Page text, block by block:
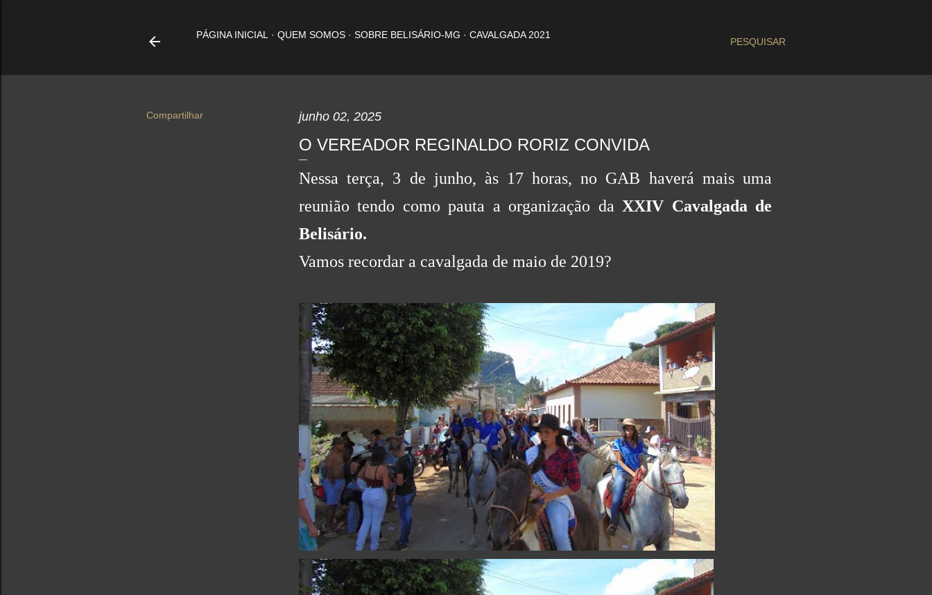
PESQUISAR
PÁGINA INICIAL QUEM SOMOS SOBRE BELISÁRIO-MG CAVALGADA 2021
Compartilhar junho 02, 2025
O VEREADOR REGINALDO RORIZ CONVIDA
Nessa terça, 3 de junho, às 17 horas, no GAB haverá mais uma
reunião tendo como pauta a organização da XXIV Cavalgada de
Belisário.
Vamos recordar a cavalgada de maio de 2019?